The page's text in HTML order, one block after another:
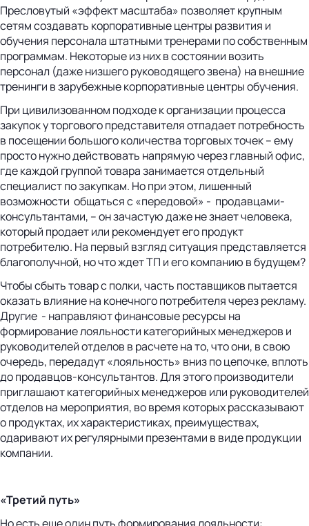
Пресловутый «эффект масштаба» позволяет крупным
сетям создавать корпоративные центры развития и
обучения персонала штатными тренерами по собственным
программам. Некоторые из них в состоянии возить
персонал (даже низшего руководящего звена) на внешние
тренинги в зарубежные корпоративные центры обучения.
При цивилизованном подходе к организации процесса
закупок у торгового представителя отпадает потребность
в посещении большого количества торговых точек – ему
просто нужно действовать напрямую через главный офис,
где каждой группой товара занимается отдельный
специалист по закупкам. Но при этом, лишенный
возможности общаться с «передовой» - продавцами-
консультантами, – он зачастую даже не знает человека,
который продает или рекомендует его продукт
потребителю. На первый взгляд ситуация представляется
благополучной, но что ждет ТП и его компанию в будущем?
Чтобы сбыть товар с полки, часть поставщиков пытается
оказать влияние на конечного потребителя через рекламу.
Другие - направляют финансовые ресурсы на
формирование лояльности категорийных менеджеров и
руководителей отделов в расчете на то, что они, в свою
очередь, передадут «лояльность» вниз по цепочке, вплоть
до продавцов-консультантов. Для этого производители
приглашают категорийных менеджеров или руководителей
отделов на мероприятия, во время которых рассказывают
о продуктах, их характеристиках, преимуществах,
одаривают их регулярными презентами в виде продукции
компании.
«Третий путь»
Но есть еще один путь формирования лояльности: